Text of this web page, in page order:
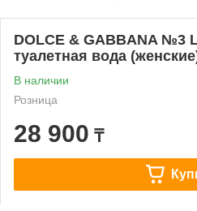
DOLCE & GABBANA №3
туалетная вода
В наличии
Розница
28 900 ₸